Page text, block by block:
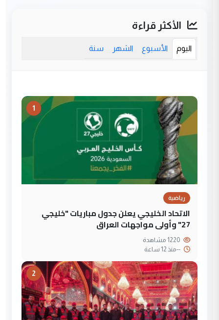
الأكثر قراءة
اليوم الأسبوع الشهر سنة
1
رياضية
الاتحاد الخليجي يعلن جدول مباريات "خليجي
27" وأولى مواجهات العراق
--منذ 12 ساعة
2